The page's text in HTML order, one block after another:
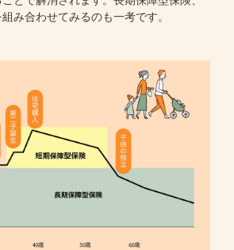
み合わせてみるのも一考です。